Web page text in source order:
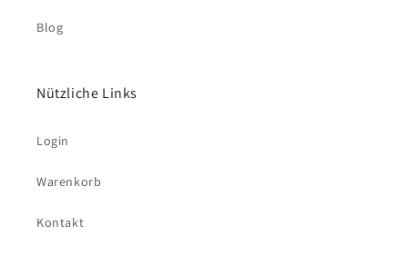
Blog
Nützliche Links
Login
Warenkorb
Kontakt